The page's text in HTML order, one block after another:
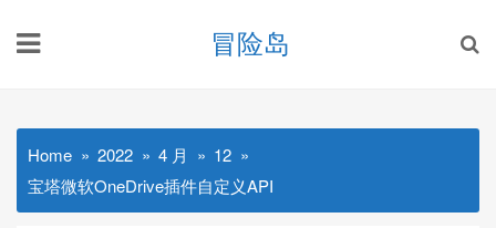
冒险岛
Home 2022 4 月
12
宝塔微软OneDrive插件自定义API